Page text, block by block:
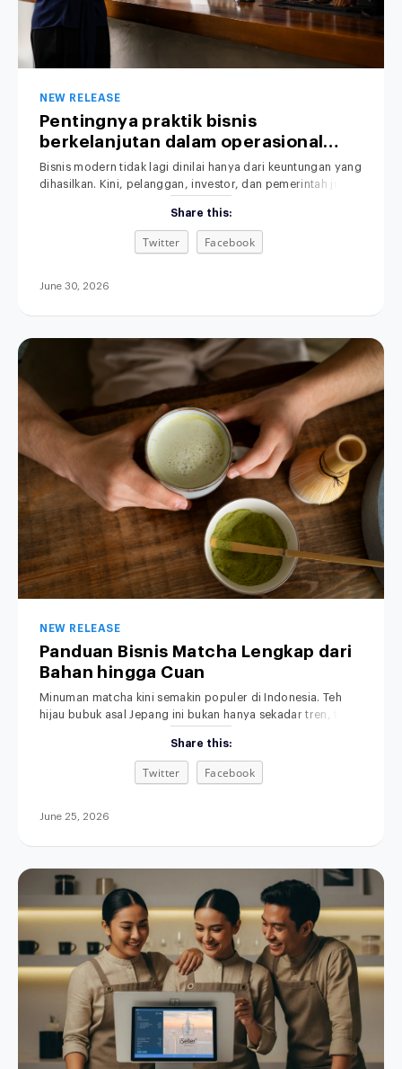
NEW RELEASE
Pentingnya praktik bisnis
berkelanjutan dalam operasional
perusahaan.
Bisnis modern tidak lagi dinilai hanya dari keuntungan yang
dihasilkan. Kini, pelanggan, investor, dan pemerintah juga
Praktik Bisnis yang Berkelanjutan menjadi perhatian utama
dalam dunia usaha saat ini. Karena itu, semakin banyak
perusahaan mulai menerapkan sustainable business
bertanggung jawab, dan berkelanjutan. Selain
Share this:
Twitter Facebook
June 30, 2026
NEW RELEASE
Panduan Bisnis Matcha Lengkap dari
Bahan hingga Cuan
Minuman matcha kini semakin populer di Indonesia. Teh
hijau bubuk asal Jepang ini bukan hanya sekadar tren, tapi
di kalangan anak muda dan pecinta minuman sehat.
Rasanya yang khas, aromanya yang menenangkan, serta
tampilannya yang estetik membuat minuman matcha bukan
Share this:
Twitter Facebook
June 25, 2026